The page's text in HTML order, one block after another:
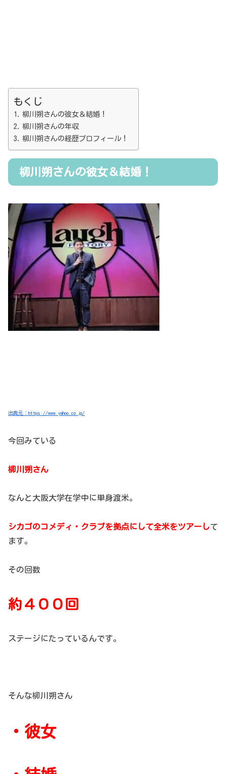
もくじ
柳川朔さんの彼女＆結婚！
柳川朔さんの年収
柳川朔さんの経歴プロフィール！
柳川朔さんの彼女＆結婚！
出典元：https://www.yahoo.co.jp/
今回みている
柳川朔さん
なんと大阪大学在学中に単身渡米。
シカゴのコメディ・クラブを拠点にして全米をツアーして
ます。
その回数
約４００回
ステージにたっているんです。
そんな柳川朔さん
・彼女